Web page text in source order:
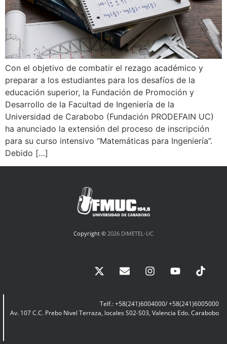
Con el objetivo de combatir el rezago académico y
preparar a los estudiantes para los desafíos de la
educación superior, la Fundación de Promoción y
Desarrollo de la Facultad de Ingeniería de la
Universidad de Carabobo (Fundación PRODEFAIN UC)
ha anunciado la extensión del proceso de inscripción
para su curso intensivo “Matemáticas para Ingeniería”.
Debido […]
Copyright © 2026 DIMETEL-UC
Telf.: +58(241)6004000/ +58(241)6005000
Av. 107 C.C. Prebo Nivel Terraza, locales S02-S03, Valencia Edo. Carabobo